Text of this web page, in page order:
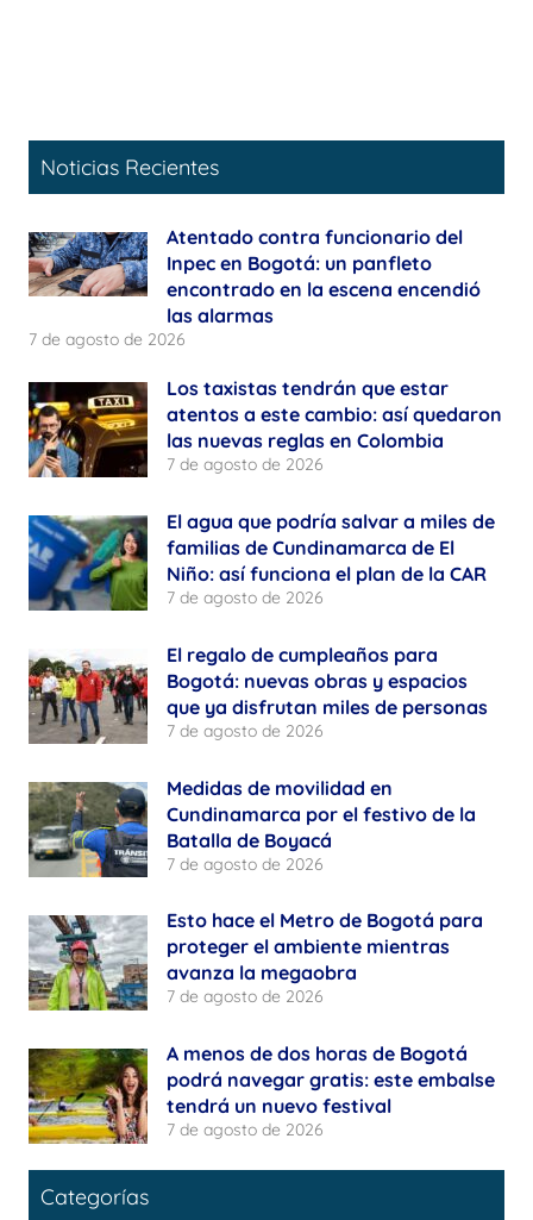
Noticias Recientes
Atentado contra funcionario del
Inpec en Bogotá: un panfleto
encontrado en la escena encendió
las alarmas
7 de agosto de 2026
Los taxistas tendrán que estar
atentos a este cambio: así quedaron
las nuevas reglas en Colombia
7 de agosto de 2026
El agua que podría salvar a miles de
familias de Cundinamarca de El
Niño: así funciona el plan de la CAR
7 de agosto de 2026
El regalo de cumpleaños para
Bogotá: nuevas obras y espacios
que ya disfrutan miles de personas
7 de agosto de 2026
Medidas de movilidad en
Cundinamarca por el festivo de la
Batalla de Boyacá
7 de agosto de 2026
Esto hace el Metro de Bogotá para
proteger el ambiente mientras
avanza la megaobra
7 de agosto de 2026
A menos de dos horas de Bogotá
podrá navegar gratis: este embalse
tendrá un nuevo festival
7 de agosto de 2026
Categorías